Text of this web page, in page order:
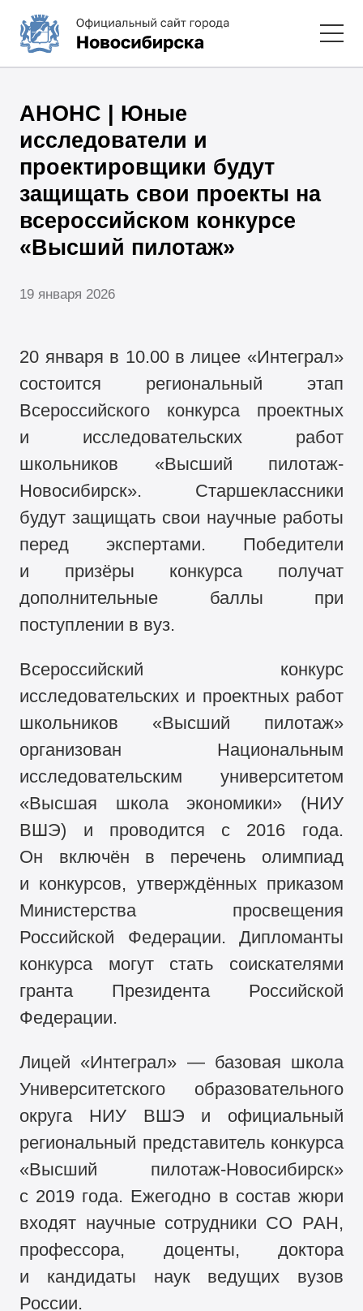
АНОНС | Юные
исследователи и
проектировщики будут
защищать свои проекты на
всероссийском конкурсе
«Высший пилотаж»
19 января 2026
20 января в 10.00 в лицее «Интеграл»
состоится региональный этап
Всероссийского конкурса проектных
и исследовательских работ
школьников «Высший пилотаж-
Новосибирск». Старшеклассники
будут защищать свои научные работы
перед экспертами. Победители
и призёры конкурса получат
дополнительные баллы при
поступлении в вуз.
Всероссийский конкурс
исследовательских и проектных работ
школьников «Высший пилотаж»
организован Национальным
исследовательским университетом
«Высшая школа экономики» (НИУ
ВШЭ) и проводится с 2016 года.
Он включён в перечень олимпиад
и конкурсов, утверждённых приказом
Министерства просвещения
Российской Федерации. Дипломанты
конкурса могут стать соискателями
гранта Президента Российской
Федерации.
Лицей «Интеграл» — базовая школа
Университетского образовательного
округа НИУ ВШЭ и официальный
региональный представитель конкурса
«Высший пилотаж-Новосибирск»
с 2019 года. Ежегодно в состав жюри
входят научные сотрудники СО РАН,
профессора, доценты, доктора
и кандидаты наук ведущих вузов
России.